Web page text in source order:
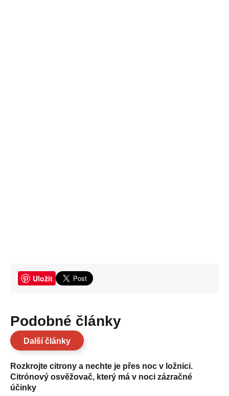
Uložit
Podobné články
Další články
Rozkrojte citrony a nechte je přes noc v ložnici.
Citrónový osvěžovač, který má v noci zázračné
účinky